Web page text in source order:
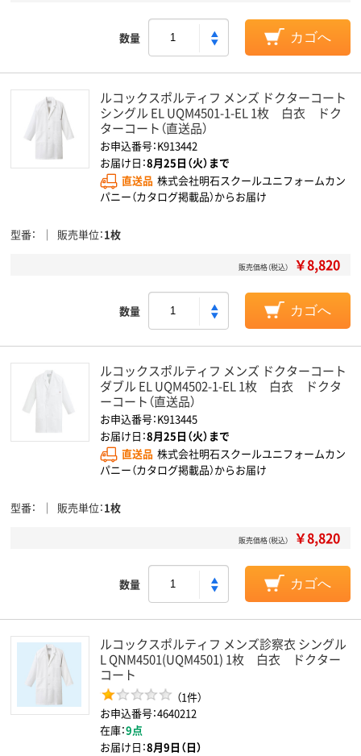
数量 カゴへ
ルコックスポルティフ メンズ ドクターコート
シングル EL UQM4501-1-EL 1枚 白衣 ドク
ターコート（直送品）
お申込番号：K913442
お届け日：8月25日（火）まで
直送品 株式会社明石スクールユニフォームカン
パニー（カタログ掲載品）からお届け
型番 販売単位 1枚
販売価格（税込） ￥8,820
数量 カゴへ
ルコックスポルティフ メンズ ドクターコート
ダブル EL UQM4502-1-EL 1枚 白衣 ドクタ
ーコート（直送品）
お申込番号：K913445
お届け日：8月25日（火）まで
直送品 株式会社明石スクールユニフォームカン
パニー（カタログ掲載品）からお届け
型番 販売単位 1枚
販売価格（税込） ￥8,820
数量 カゴへ
ルコックスポルティフ メンズ診察衣 シングル
L QNM4501(UQM4501) 1枚 白衣 ドクター
コート
（1件）
お申込番号：4640212
在庫：9点
お届け日：8月9日（日）